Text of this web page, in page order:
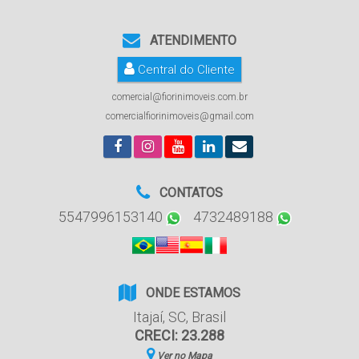
ATENDIMENTO
Central do Cliente
comercial@fiorinimoveis.com.br
comercialfiorinimoveis@gmail.com
CONTATOS
5547996153140 4732489188
ONDE ESTAMOS
Itajaí, SC, Brasil
CRECI: 23.288
Ver no Mapa